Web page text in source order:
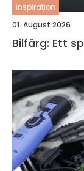
inspiration
01. August 2026
Bilfärg: Ett